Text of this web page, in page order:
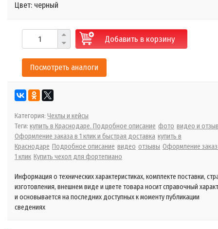
Цвет: черный
Добавить в корзину
Посмотреть аналоги
Категория: Чехлы и кейсы
Теги: купить в Краснодаре. Подробное описание фото видео и
Оформление заказа в 1 клик и быстрая доставка купить в
Краснодаре Подробное описание видео отзывы Оформление
1 клик Купить чехол для фортепиано
Информация о технических характеристиках, комплекте поставки,
изготовления, внешнем виде и цвете товара носит справочный
и основывается на последних доступных к моменту публикации
сведениях